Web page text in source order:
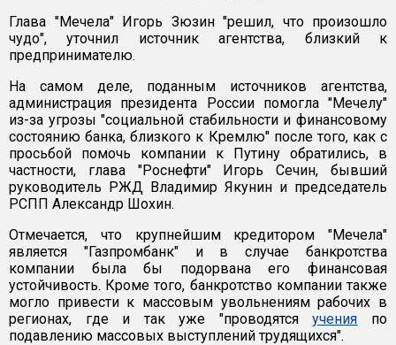
Глава "Мечела" Игорь Зюзин "решил, что произошло
чудо", уточнил источник агентства, близкий к
предпринимателю.
На самом деле, поданным источников агентства,
администрация президента России помогла "Мечелу"
из-за угрозы "социальной стабильности и финансовому
состоянию банка, близкого к Кремлю" после того, как с
просьбой помочь компании к Путину обратились, в
частности, глава "Роснефти" Игорь Сечин, бывший
руководитель РЖД Владимир Якунин и председатель
РСПП Александр Шохин.
Отмечается, что крупнейшим кредитором "Мечела"
является "Газпромбанк" и в случае банкротства
компании была бы подорвана его финансовая
устойчивость. Кроме того, банкротство компании также
могло привести к массовым увольнениям рабочих в
регионах, где и так уже "проводятсяучения по
подавлению массовых выступлений трудящихся".